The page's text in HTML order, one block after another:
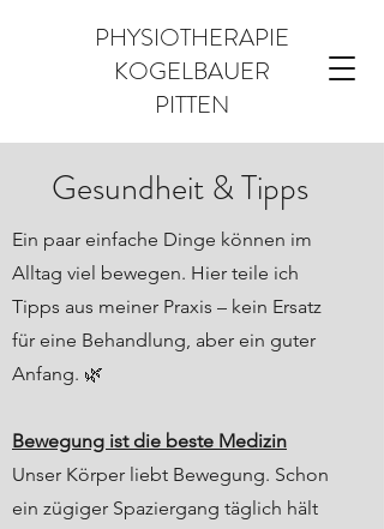
PHYSIOTHERAPIE
KOGELBAUER
PITTEN
Gesundheit & Tipps
Ein paar einfache Dinge können im
Alltag viel bewegen. Hier teile ich
Tipps aus meiner Praxis – kein Ersatz
für eine Behandlung, aber ein guter
Anfang. 🌿
Bewegung ist die beste Medizin
Unser Körper liebt Bewegung. Schon
ein zügiger Spaziergang täglich hält